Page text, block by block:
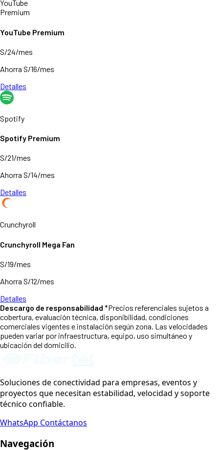
YouTube
Premium
YouTube Premium
S/24/mes
Ahorra S/16/mes
Detalles
Spotify
Spotify Premium
S/21/mes
Ahorra S/14/mes
Detalles
Crunchyroll
Crunchyroll Mega Fan
S/19/mes
Ahorra S/12/mes
Detalles
Descargo de responsabilidad *Precios referenciales sujetos a
cobertura, evaluación técnica, disponibilidad, condiciones
comerciales vigentes e instalación según zona. Las velocidades
pueden variar por infraestructura, equipo, uso simultáneo y
ubicación del domicilio.
Soluciones de conectividad para empresas, eventos y
proyectos que necesitan estabilidad, velocidad y soporte
técnico confiable.
WhatsApp Contáctanos
Navegación